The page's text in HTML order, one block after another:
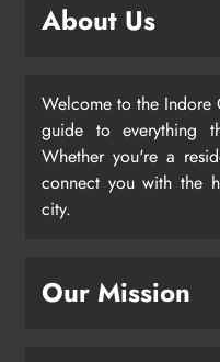
About Us
Welcome to the Indore
guide to everything
Whether you're a
connect you with the
city.
Our Mission